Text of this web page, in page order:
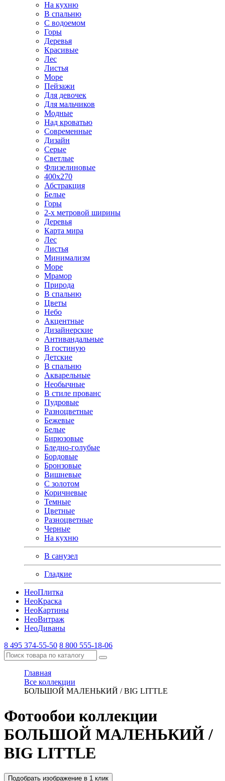
На кухню
В спальню
С водоемом
Горы
Деревья
Красивые
Лес
Листья
Море
Пейзажи
Для девочек
Для мальчиков
Модные
Над кроватью
Современные
Дизайн
Серые
Светлые
Флизелиновые
400х270
Абстракция
Белые
Горы
2-х метровой ширины
Деревья
Карта мира
Лес
Листья
Минимализм
Море
Мрамор
Природа
В спальню
Цветы
Небо
Акцентные
Дизайнерские
Антивандальные
В гостиную
Детские
В спальню
Акварельные
Необычные
В стиле прованс
Пудровые
Разноцветные
Бежевые
Белые
Бирюзовые
Бледно-голубые
Бордовые
Бронзовые
Вишневые
С золотом
Коричневые
Темные
Цветные
Разноцветные
Черные
На кухню
В санузел
Гладкие
НеоПлитка
НеоКраска
НеоКартины
НеоВитраж
НеоДиваны
8 495 374-55-50 8 800 555-18-06
Главная
Все коллекции
БОЛЬШОЙ МАЛЕНЬКИЙ / BIG LITTLE
Фотообои коллекции
БОЛЬШОЙ МАЛЕНЬКИЙ /
BIG LITTLE
Подобрать изображение в 1 клик